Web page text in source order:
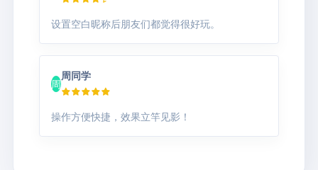
设置空白昵称后朋友们都觉得很好玩。
周
周同学
操作方便快捷，效果立竿见影！